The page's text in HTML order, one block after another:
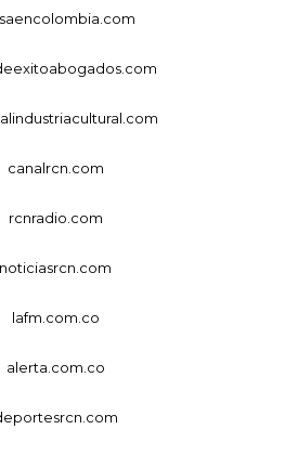
canalrcn.com
rcnradio.com
noticiasrcn.com
lafm.com.co
alerta.com.co